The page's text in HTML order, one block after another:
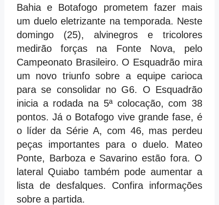
Bahia e Botafogo prometem fazer mais
um duelo eletrizante na temporada. Neste
domingo (25), alvinegros e tricolores
medirão forças na Fonte Nova, pelo
Campeonato Brasileiro. O Esquadrão mira
um novo triunfo sobre a equipe carioca
para se consolidar no G6. O Esquadrão
inicia a rodada na 5ª colocação, com 38
pontos. Já o Botafogo vive grande fase, é
o líder da Série A, com 46, mas perdeu
peças importantes para o duelo. Mateo
Ponte, Barboza e Savarino estão fora. O
lateral Quiabo também pode aumentar a
lista de desfalques. Confira informações
sobre a partida.